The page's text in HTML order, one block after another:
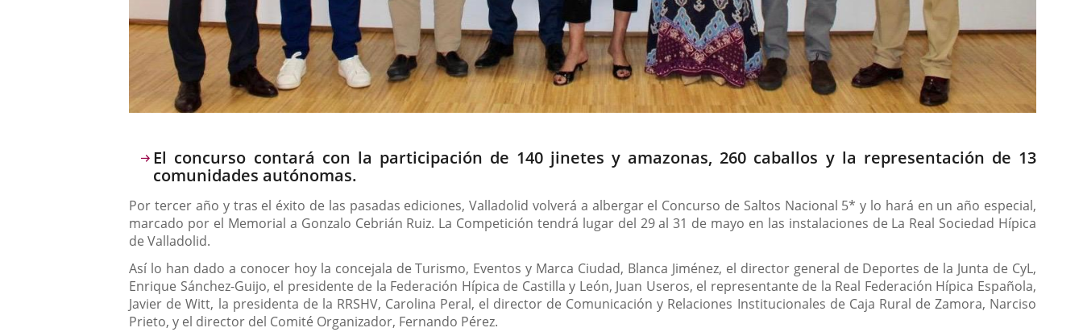
Descripción
El concurso contará con la participación de 140 jinetes y amazonas, 260 caballos y la representación de 13
comunidades autónomas.
Por tercer año y tras el éxito de las pasadas ediciones, Valladolid volverá a albergar el Concurso de Saltos Nacional 5* y lo hará en un año especial,
marcado por el Memorial a Gonzalo Cebrián Ruiz. La Competición tendrá lugar del 29 al 31 de mayo en las instalaciones de La Real Sociedad Hípica
de Valladolid.
Así lo han dado a conocer hoy la concejala de Turismo, Eventos y Marca Ciudad, Blanca Jiménez, el director general de Deportes de la Junta de CyL,
Enrique Sánchez-Guijo, el presidente de la Federación Hípica de Castilla y León, Juan Useros, el representante de la Real Federación Hípica Española,
Javier de Witt, la presidenta de la RRSHV, Carolina Peral, el director de Comunicación y Relaciones Institucionales de Caja Rural de Zamora, Narciso
Prieto, y el director del Comité Organizador, Fernando Pérez.